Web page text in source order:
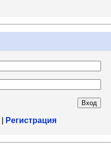
Регистрация